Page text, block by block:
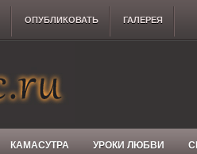
ОПУБЛИКОВАТЬ ГАЛЕРЕЯ
КАМАСУТРА УРОКИ ЛЮБВИ